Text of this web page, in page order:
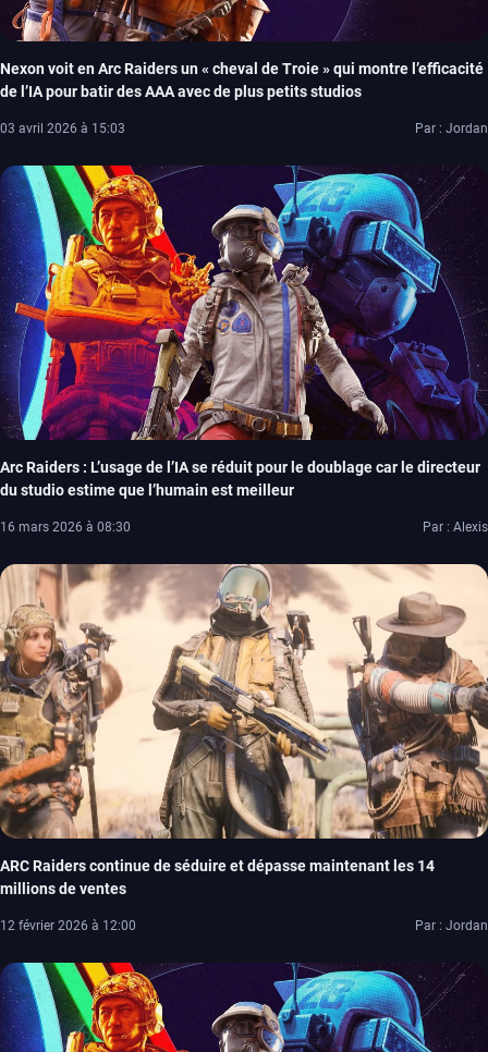
Nexon voit en Arc Raiders un « cheval de Troie » qui montre l’efficacité
de l’IA pour batir des AAA avec de plus petits studios
03 avril 2026 à 15:03 Par : Jordan
Arc Raiders : L’usage de l’IA se réduit pour le doublage car le directeur
du studio estime que l’humain est meilleur
16 mars 2026 à 08:30 Par : Alexis
ARC Raiders continue de séduire et dépasse maintenant les 14
millions de ventes
12 février 2026 à 12:00 Par : Jordan